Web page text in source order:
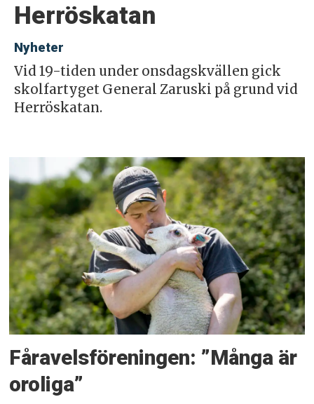
Herröskatan
Nyheter
Vid 19-tiden under onsdagskvällen gick
skolfartyget General Zaruski på grund vid
Herröskatan.
Fåravelsföreningen: ”Många är
oroliga”